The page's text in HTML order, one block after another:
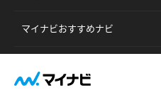
マイナビおすすめナビ